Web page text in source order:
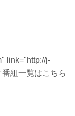
link="http://j-
組一覧はこちら